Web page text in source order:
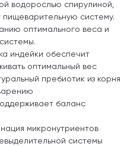
водорослью спирулиной,
пищеварительную систему.
оптимального веса и
индейки обеспечит
оптимальный вес
пребиотик из корня
баланс
микронутриентов
системы